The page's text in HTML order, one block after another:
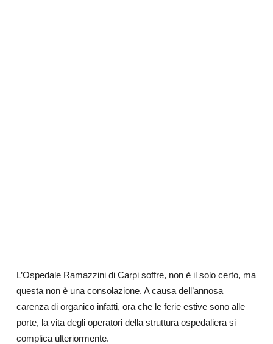
L’Ospedale Ramazzini di Carpi soffre, non è il solo certo, ma
questa non è una consolazione. A causa dell’annosa
carenza di organico infatti, ora che le ferie estive sono alle
porte, la vita degli operatori della struttura ospedaliera si
complica ulteriormente.